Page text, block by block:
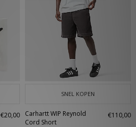
€20,00
SNEL KOPEN
Carhartt WIP Reynold
Cord Short
€110,00